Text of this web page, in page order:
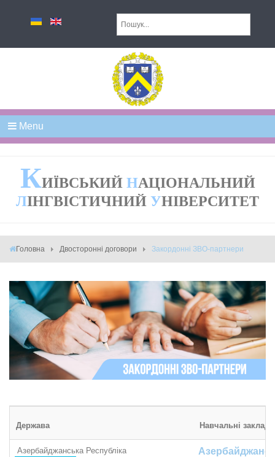
Menu
КИЇВСЬКИЙ НАЦІОНАЛЬНИЙ
ЛІНГВІСТИЧНИЙ УНІВЕРСИТЕТ
Головна Двосторонні договори Закордонні ЗВО-партнери
Держава Навчальні заклади
Азербайджанська Республіка